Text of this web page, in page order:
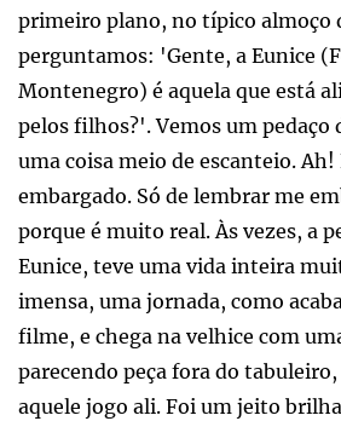
primeiro plano, no típico almoço
perguntamos: 'Gente, a Eunice
Montenegro) é aquela que está
pelos filhos?'. Vemos um pedaço
uma coisa meio de escanteio.
embargado. Só de lembrar me
porque é muito real. Às vezes, a
Eunice, teve uma vida inteira
imensa, uma jornada, como
filme, e chega na velhice com
parecendo peça fora do
aquele jogo ali. Foi um jeito